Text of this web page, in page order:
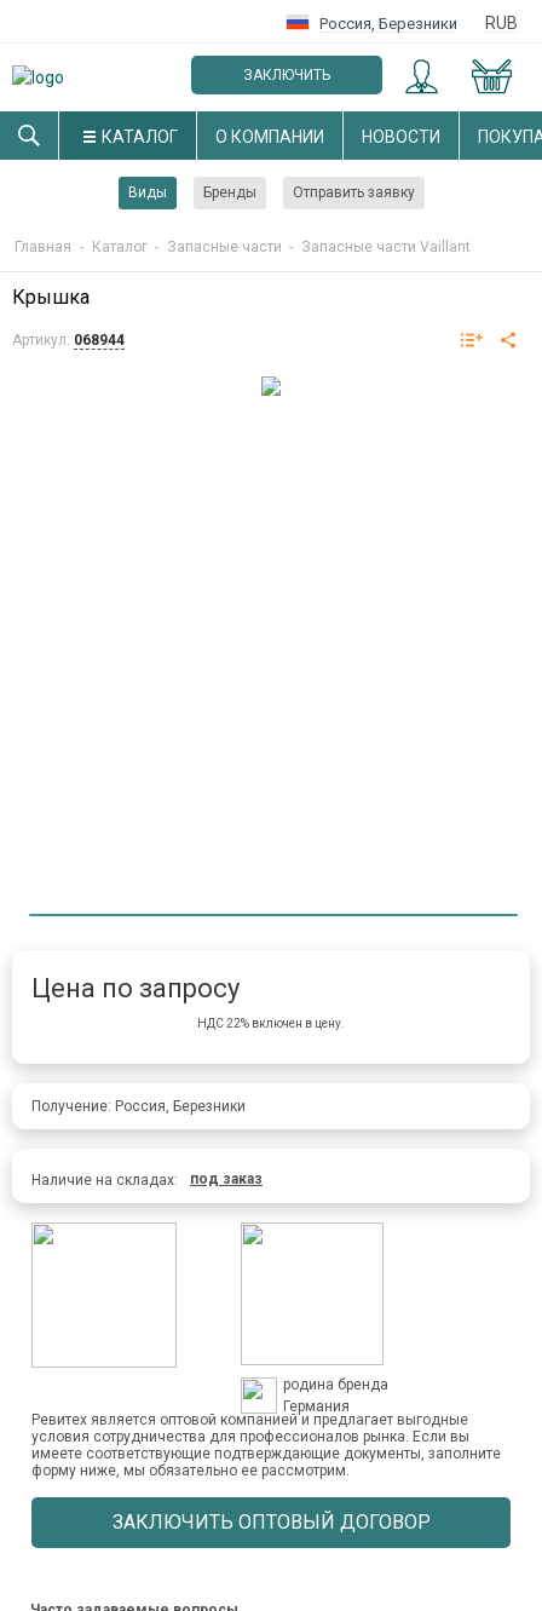
Россия, Березники RUB
ЗАКЛЮЧИТЬ
ОПТОВЫЙ ДОГОВОР
КАТАЛОГ О КОМПАНИИ НОВОСТИ
Виды Бренды Отправить заявку
Главная - Каталог - Запасные части - Запасные части Vaillant
Крышка
Артикул: 068944
Цена по запросу
НДС 22% включен в цену.
Получение: Россия, Березники
Наличие на складах: под заказ
родина бренда
Германия
Ревитех является оптовой компанией и предлагает выгодные
условия сотрудничества для профессионалов рынка. Если вы
имеете соответствующие подтверждающие документы, заполните
форму ниже, мы обязательно ее рассмотрим.
ЗАКЛЮЧИТЬ ОПТОВЫЙ ДОГОВОР